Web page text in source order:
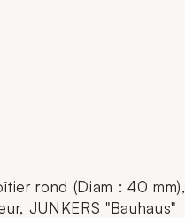
rond (Diam : 40 mm),
JUNKERS "Bauhaus"